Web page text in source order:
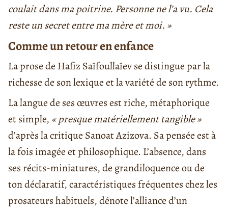
coulait dans ma poitrine. Personne ne l’a vu. Cela
reste un secret entre ma mère et moi. »
Comme un retour en enfance
La prose de Hafiz Saïfoullaïev se distingue par la
richesse de son lexique et la variété de son rythme.
La langue de ses œuvres est riche, métaphorique
et simple, « presque matériellement tangible »
d’après la critique Sanoat Azizova. Sa pensée est à
la fois imagée et philosophique. L’absence, dans
ses récits-miniatures, de grandiloquence ou de
ton déclaratif, caractéristiques fréquentes chez les
prosateurs habituels, dénote l’alliance d’un